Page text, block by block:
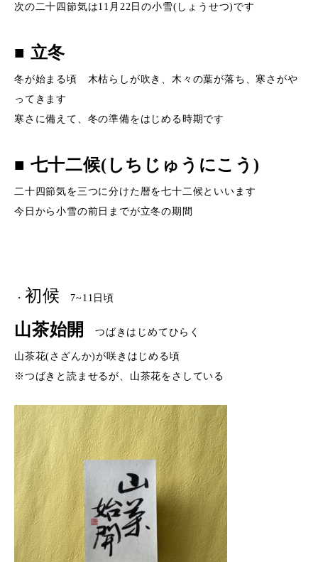
次の二十四節気は11月22日の小雪(しょうせつ)です
■ 立冬
冬が始まる頃 木枯らしが吹き、木々の葉が落ち、寒さがや
ってきます
寒さに備えて、冬の準備をはじめる時期です
■ 七十二候(しちじゅうにこう)
二十四節気を三つに分けた暦を七十二候といいます
今日から小雪の前日までが立冬の期間
・ 初候 7~11日頃
山茶始開 つばきはじめてひらく
山茶花(さざんか)が咲きはじめる頃
※つばきと読ませるが、山茶花をさしている